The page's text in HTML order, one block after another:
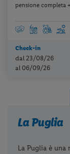
pensione completa
Check-in
dal 23/08/26
al 06/09/26
La Puglia
La Puglia è una